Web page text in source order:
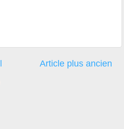
Article plus ancien